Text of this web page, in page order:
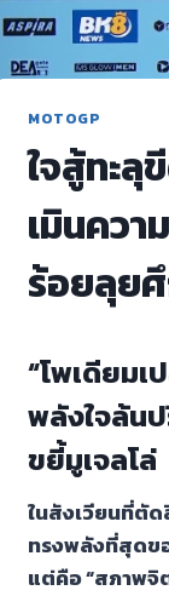
MOTOGP
ใจสู้ทะลุ
เมินคว
ร้อยลุย
“โพเดียมเ
พลังใจล้น
ขยี้มูเจลโล่
ในสังเวียนที่ตั
ทรงพลังที่สุดข
แต่คือ “สภาพจิ